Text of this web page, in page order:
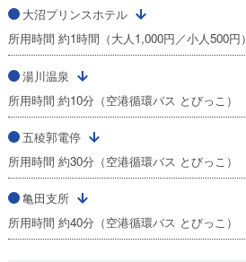
大沼プリンスホテル
所用時間 約1時間（大人1,000円／小人500円）
湯川温泉
所用時間 約10分（空港循環バス とびっこ）
五稜郭電停
所用時間 約30分（空港循環バス とびっこ）
亀田支所
所用時間 約40分（空港循環バス とびっこ）